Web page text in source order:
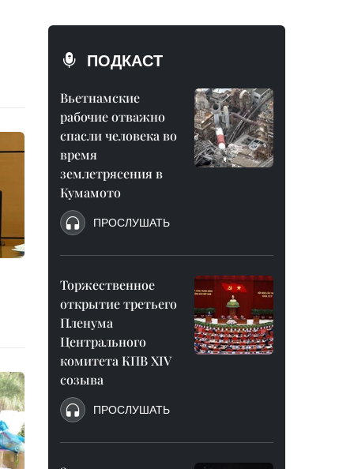
ПОДКАСТ
Вьетнамские
рабочие отважно
спасли человека во
время
землетрясения в
Кумамото
ПРОСЛУШАТЬ
Торжественное
открытие третьего
Пленума
Центрального
комитета КПВ XIV
созыва
ПРОСЛУШАТЬ